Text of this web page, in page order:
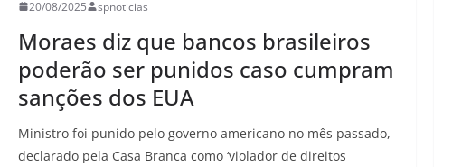
20/08/2025 spnoticias
Moraes diz que bancos brasileiros
poderão ser punidos caso cumpram
sanções dos EUA
Ministro foi punido pelo governo americano no mês passado,
declarado pela Casa Branca como ‘violador de direitos